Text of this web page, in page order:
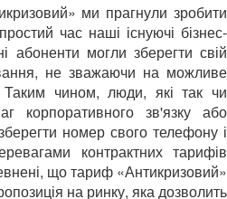
ми прагнули зробити
час наші існуючі бізнес-
абоненти могли зберегти свій
не зважаючи на можливе
Таким чином, люди, які так чи
корпоративного зв'язку або
номер свого телефону і
контрактних тарифів
що тариф «Антикризовий»
на ринку, яка дозволить